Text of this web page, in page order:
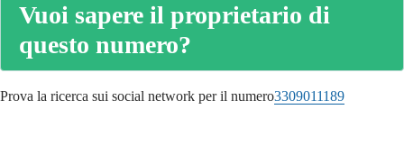
Vuoi sapere il proprietario di
questo numero?
Prova la ricerca sui social network per il numero3309011189